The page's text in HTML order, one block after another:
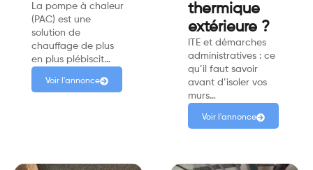
La pompe à chaleur
(PAC) est une
solution de
chauffage de plus
en plus plébiscit…
Voir l'annonce
thermique
extérieure ?
ITE et démarches
administratives : ce
qu’il faut savoir
avant d’isoler vos
murs…
Voir l'annonce